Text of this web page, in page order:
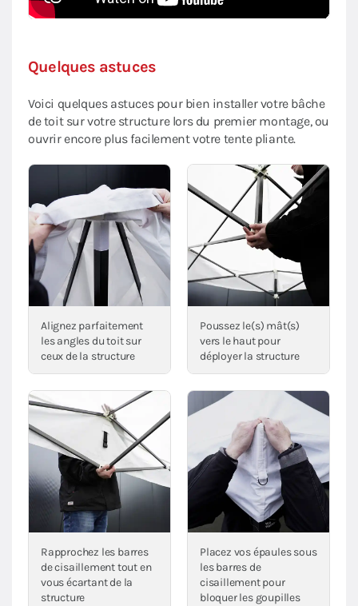
Quelques astuces
Voici quelques astuces pour bien installer votre bâche
de toit sur votre structure lors du premier montage, ou
ouvrir encore plus facilement votre tente pliante.
Alignez parfaitement
les angles du toit sur
ceux de la structure
Poussez le(s) mât(s)
vers le haut pour
déployer la structure
Rapprochez les barres
de cisaillement tout en
vous écartant de la
structure
Placez vos épaules sous
les barres de
cisaillement pour
bloquer les goupilles